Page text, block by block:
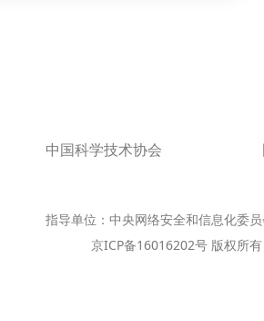
中国科学技术协会
指导单位：中央网络安全和信息化委
京ICP备16016202号 版权所